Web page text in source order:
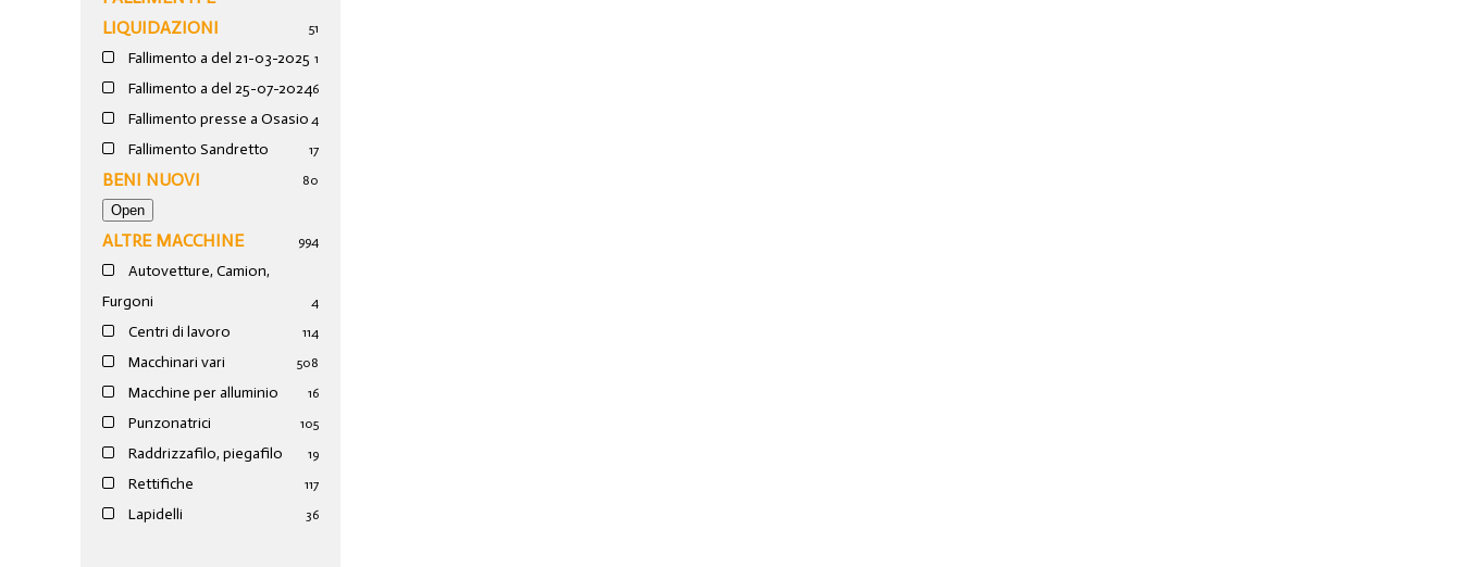
LIQUIDAZIONI
51
Fallimento a del 21-03-2025 1
Fallimento a del 25-07-20246
Fallimento presse a Osasio 4
Fallimento Sandretto 17
BENI NUOVI 80
ALTRE MACCHINE 994
Autovetture, Camion,
Furgoni
4
Centri di lavoro 114
Macchinari vari 508
Macchine per alluminio 16
Punzonatrici 105
Raddrizzafilo, piegafilo 19
Rettifiche 117
Lapidelli 36